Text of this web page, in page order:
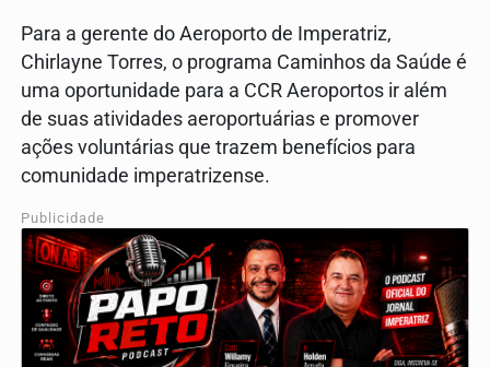
Para a gerente do Aeroporto de Imperatriz,
Chirlayne Torres, o programa Caminhos da Saúde é
uma oportunidade para a CCR Aeroportos ir além
de suas atividades aeroportuárias e promover
ações voluntárias que trazem benefícios para
comunidade imperatrizense.
Publicidade